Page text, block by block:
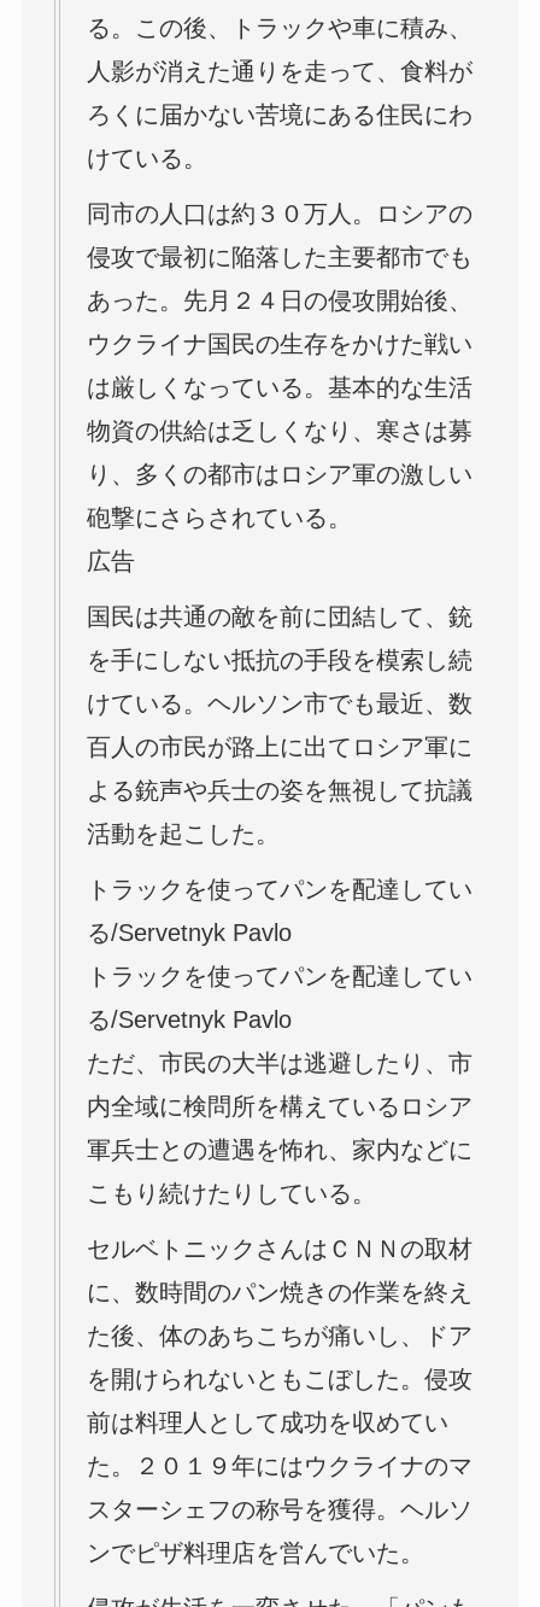
る。この後、トラックや車に積み、
人影が消えた通りを走って、食料が
ろくに届かない苦境にある住民にわ
けている。
同市の人口は約３０万人。ロシアの
侵攻で最初に陥落した主要都市でも
あった。先月２４日の侵攻開始後、
ウクライナ国民の生存をかけた戦い
は厳しくなっている。基本的な生活
物資の供給は乏しくなり、寒さは募
り、多くの都市はロシア軍の激しい
砲撃にさらされている。
広告
国民は共通の敵を前に団結して、銃
を手にしない抵抗の手段を模索し続
けている。ヘルソン市でも最近、数
百人の市民が路上に出てロシア軍に
よる銃声や兵士の姿を無視して抗議
活動を起こした。
トラックを使ってパンを配達してい
る/Servetnyk Pavlo
トラックを使ってパンを配達してい
る/Servetnyk Pavlo
ただ、市民の大半は逃避したり、市
内全域に検問所を構えているロシア
軍兵士との遭遇を怖れ、家内などに
こもり続けたりしている。
セルベトニックさんはＣＮＮの取材
に、数時間のパン焼きの作業を終え
た後、体のあちこちが痛いし、ドア
を開けられないともこぼした。侵攻
前は料理人として成功を収めてい
た。２０１９年にはウクライナのマ
スターシェフの称号を獲得。ヘルソ
ンでピザ料理店を営んでいた。